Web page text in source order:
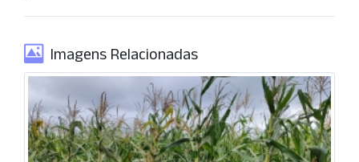
Imagens Relacionadas